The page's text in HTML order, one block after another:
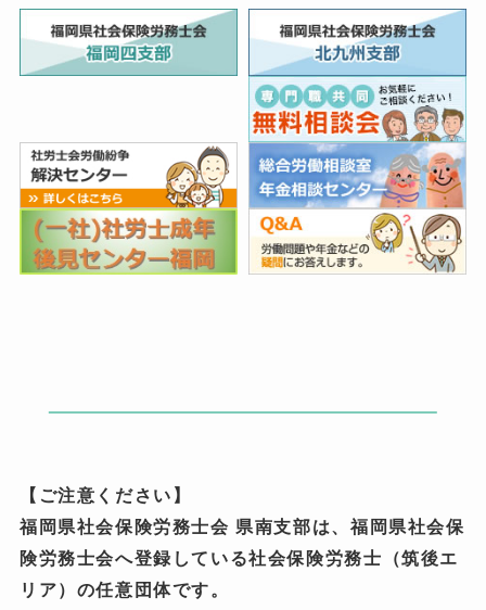
【ご注意ください】
福岡県社会保険労務士会 県南支部は、福岡県社会保
険労務士会へ登録している社会保険労務士（筑後エ
リア）の任意団体です。